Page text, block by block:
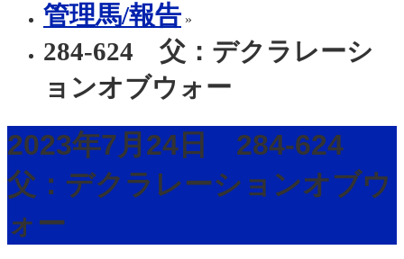
管理馬/報告 »
284-624 父：デクラレーシ
ョンオブウォー
2023年7月24日 284-624
父：デクラレーションオブウ
ォー